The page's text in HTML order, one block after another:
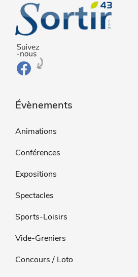
Évènements
Animations
Conférences
Expositions
Spectacles
Sports-Loisirs
Vide-Greniers
Concours / Loto